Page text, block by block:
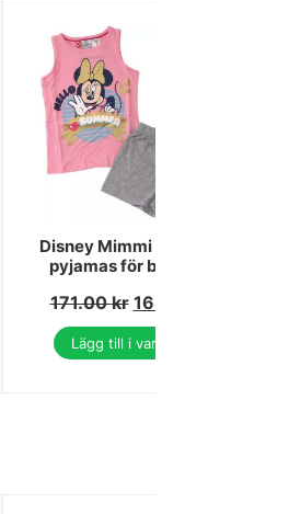
Disney Mimmi Pigg kort
pyjamas för barn 4 år
171.00kr 168.00
Lägg till i varukorg